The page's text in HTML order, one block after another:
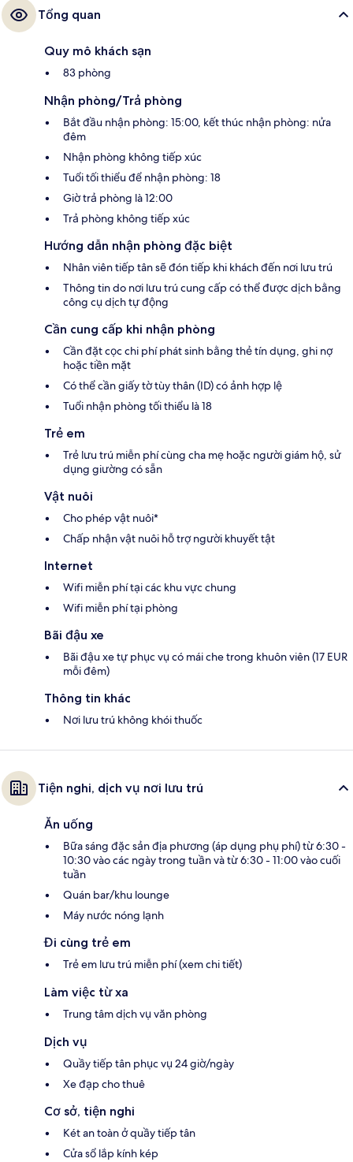
Tổng quan
Quy mô khách sạn
83 phòng
Nhận phòng/Trả phòng
Bắt đầu nhận phòng: 15:00, kết thúc nhận phòng: nửa
đêm
Nhận phòng không tiếp xúc
Tuổi tối thiểu để nhận phòng: 18
Giờ trả phòng là 12:00
Trả phòng không tiếp xúc
Hướng dẫn nhận phòng đặc biệt
Nhân viên tiếp tân sẽ đón tiếp khi khách đến nơi lưu trú
Thông tin do nơi lưu trú cung cấp có thể được dịch bằng
công cụ dịch tự động
Cần cung cấp khi nhận phòng
Cần đặt cọc chi phí phát sinh bằng thẻ tín dụng, ghi nợ
hoặc tiền mặt
Có thể cần giấy tờ tùy thân (ID) có ảnh hợp lệ
Tuổi nhận phòng tối thiểu là 18
Trẻ em
Trẻ lưu trú miễn phí cùng cha mẹ hoặc người giám hộ, sử
dụng giường có sẵn
Vật nuôi
Cho phép vật nuôi*
Chấp nhận vật nuôi hỗ trợ người khuyết tật
Internet
Wifi miễn phí tại các khu vực chung
Wifi miễn phí tại phòng
Bãi đậu xe
Bãi đậu xe tự phục vụ có mái che trong khuôn viên (17 EUR
mỗi đêm)
Thông tin khác
Nơi lưu trú không khói thuốc
Tiện nghi, dịch vụ nơi lưu trú
Ăn uống
Bữa sáng đặc sản địa phương (áp dụng phụ phí) từ 6:30 -
10:30 vào các ngày trong tuần và từ 6:30 - 11:00 vào cuối
tuần
Quán bar/khu lounge
Máy nước nóng lạnh
Đi cùng trẻ em
Trẻ em lưu trú miễn phí (xem chi tiết)
Làm việc từ xa
Trung tâm dịch vụ văn phòng
Dịch vụ
Quầy tiếp tân phục vụ 24 giờ/ngày
Xe đạp cho thuê
Cơ sở, tiện nghi
Két an toàn ở quầy tiếp tân
Cửa sổ lắp kính kép